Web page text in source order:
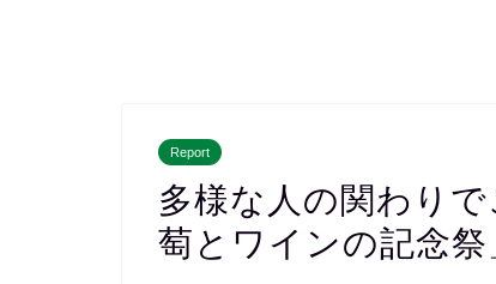
Report
多様な人の関わり
萄とワインの記念祭